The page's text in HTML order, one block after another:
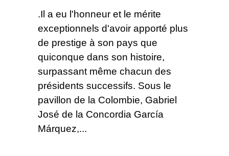
.Il a eu l'honneur et le mérite
exceptionnels d'avoir apporté plus
de prestige à son pays que
quiconque dans son histoire,
surpassant même chacun des
présidents successifs. Sous le
pavillon de la Colombie, Gabriel
José de la Concordia García
Márquez,